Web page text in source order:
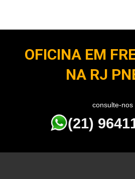
OFICINA EM
NA RJ
consulte-nos
(21)